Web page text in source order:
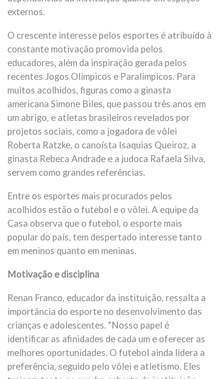
externos.
O crescente interesse pelos esportes é atribuído à
constante motivação promovida pelos
educadores, além da inspiração gerada pelos
recentes Jogos Olímpicos e Paralímpicos. Para
muitos acolhidos, figuras como a ginasta
americana Simone Biles, que passou três anos em
um abrigo, e atletas brasileiros revelados por
projetos sociais, como a jogadora de vôlei
Roberta Ratzke, o canoísta Isaquias Queiroz, a
ginasta Rebeca Andrade e a judoca Rafaela Silva,
servem como grandes referências.
Entre os esportes mais procurados pelos
acolhidos estão o futebol e o vôlei. A equipe da
Casa observa que o futebol, o esporte mais
popular do país, tem despertado interesse tanto
em meninos quanto em meninas.
Motivação e disciplina
Renan Franco, educador da instituição, ressalta a
importância do esporte no desenvolvimento das
crianças e adolescentes. “Nosso papel é
identificar as afinidades de cada um e oferecer as
melhores oportunidades. O futebol ainda lidera a
preferência, seguido pelo vôlei e atletismo. Eles